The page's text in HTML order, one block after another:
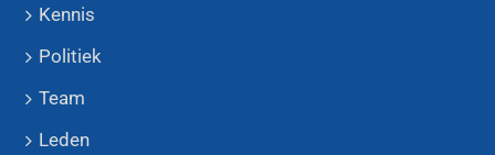
Kennis
Politiek
Team
Leden